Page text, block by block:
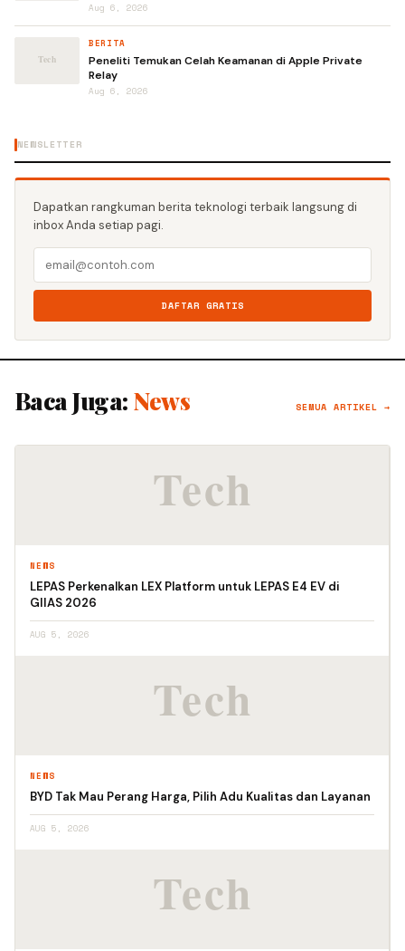
Aug 6, 2026
BERITA
Peneliti Temukan Celah Keamanan di Apple Private
Relay
Aug 6, 2026
NEWSLETTER
Dapatkan rangkuman berita teknologi terbaik langsung di
inbox Anda setiap pagi.
DAFTAR GRATIS
Baca Juga: News SEMUA ARTIKEL →
NEWS
LEPAS Perkenalkan LEX Platform untuk LEPAS E4 EV di
GIIAS 2026
AUG 5, 2026
NEWS
BYD Tak Mau Perang Harga, Pilih Adu Kualitas dan Layanan
AUG 5, 2026